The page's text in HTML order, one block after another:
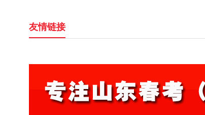
友情链接